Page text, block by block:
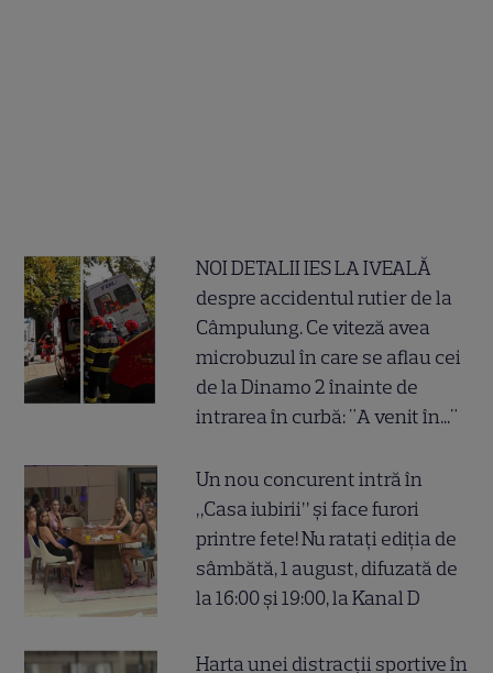
NOI DETALII IES LA IVEALĂ
despre accidentul rutier de la
Câmpulung. Ce viteză avea
microbuzul în care se aflau cei
de la Dinamo 2 înainte de
intrarea în curbă: "A venit în..."
Un nou concurent intră în
„Casa iubirii” și face furori
printre fete! Nu ratați ediția de
sâmbătă, 1 august, difuzată de
la 16:00 și 19:00, la Kanal D
Harta unei distracții sportive în